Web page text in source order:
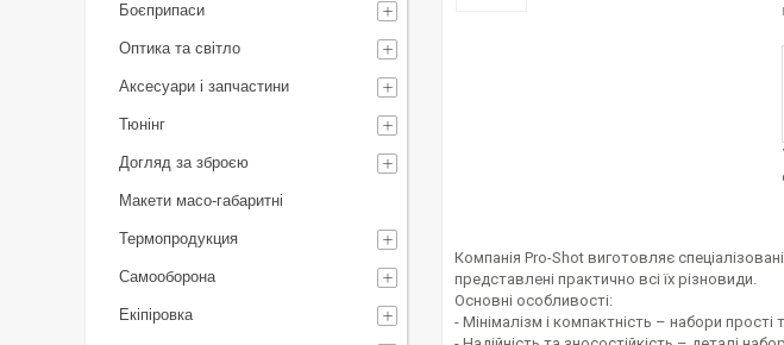
Компанія Pro-Shot виготовляє
представлені практично всі їх різновиди.
Основні особливості:
- Мінімалізм і компактність – набори
Боєприпаси
Оптика та світло
Аксесуари і запчастини
Тюнінг
Догляд за зброєю
Макети масо-габаритні
Термопродукция
Самооборона
Екіпіровка